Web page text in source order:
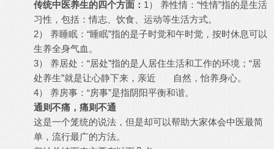
传统中医养生的四个方面： 1） 养性情：“性情”指的是生活
习性，包括：情志、饮食、运动等生活方式。
2） 养睡眠：“睡眠”指的是子时觉和午时觉，按时休息可以
生养全身气血。
3） 养居处：“居处”指的是人居住生活和工作的环境；“居
处养生”就是让心静下来，亲近 自然，怡养身心。
4） 养房事：“房事”是指阴阳平衡和谐。
通则不痛，痛则不通
这是一个笼统的说法，但是却可以帮助大家体会中医最简
单，流行最广的方法。